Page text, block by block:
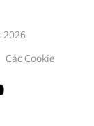
2026
Các Cookie